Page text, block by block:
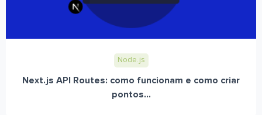
Node.js
Next.js API Routes: como funcionam e como criar
pontos...